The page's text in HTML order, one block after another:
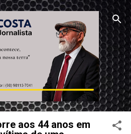
o conteúdo principal
aos 44 anos em